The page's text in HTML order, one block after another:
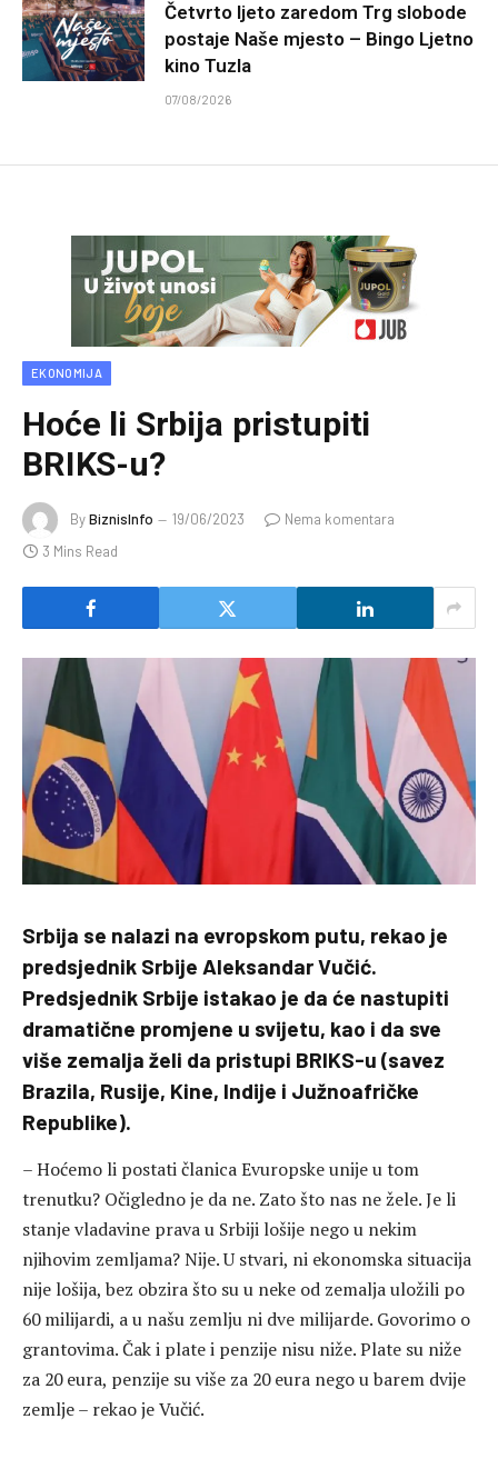
Četvrto ljeto zaredom Trg slobode
postaje Naše mjesto – Bingo Ljetno
kino Tuzla
07/08/2026
EKONOMIJA
Hoće li Srbija pristupiti
BRIKS-u?
ByBiznisInfo 19/06/2023
Nema komentara
3 Mins Read
Srbija se nalazi na evropskom putu, rekao je
predsjednik Srbije Aleksandar Vučić.
Predsjednik Srbije istakao je da će nastupiti
dramatične promjene u svijetu, kao i da sve
više zemalja želi da pristupi BRIKS-u (savez
Brazila, Rusije, Kine, Indije i Južnoafričke
Republike).
– Hoćemo li postati članica Evuropske unije u tom
trenutku? Očigledno je da ne. Zato što nas ne žele. Je li
stanje vladavine prava u Srbiji lošije nego u nekim
njihovim zemljama? Nije. U stvari, ni ekonomska situacija
nije lošija, bez obzira što su u neke od zemalja uložili po
60 milijardi, a u našu zemlju ni dve milijarde. Govorimo o
grantovima. Čak i plate i penzije nisu niže. Plate su niže
za 20 eura, penzije su više za 20 eura nego u barem dvije
zemlje – rekao je Vučić.